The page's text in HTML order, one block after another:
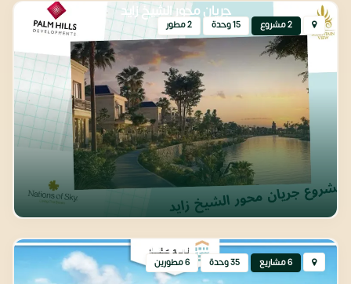
2 مشروع 15 وحدة 2 مطور
جريان محور الشيخ زايد
6 مشاريع 35 وحدة 6 مطورين
سيدي حنيش